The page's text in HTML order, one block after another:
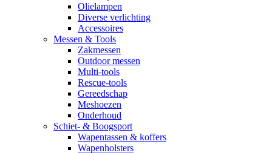
Olielampen
Diverse verlichting
Accessoires
Messen & Tools
Zakmessen
Outdoor messen
Multi-tools
Rescue-tools
Gereedschap
Meshoezen
Onderhoud
Schiet- & Boogsport
Wapentassen & koffers
Wapenholsters